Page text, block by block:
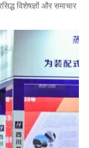
विशेषज्ञों और समाचार